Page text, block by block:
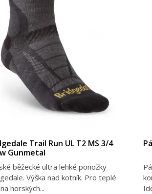
Trail Run UL T2 MS 3/4
Gunmetal
běžecké ultra lehké ponožky
Výška nad kotník. Pro teplé
horských...